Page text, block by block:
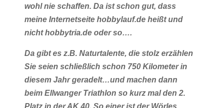
wohl nie schaffen. Da ist schon gut, dass
meine Internetseite hobbylauf.de heißt und
nicht hobbytria.de oder so….
Da gibt es z.B. Naturtalente, die stolz erzählen
Sie seien schließlich schon 750 Kilometer in
diesem Jahr geradelt…und machen dann
beim Ellwanger Triathlon so kurz mal den 2.
Platz in der AK 40. So einer ist der Wörles